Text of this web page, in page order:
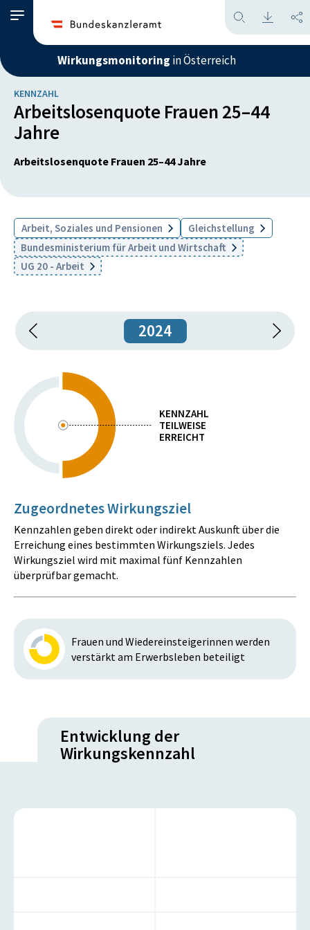
Wirkungsmonitoring in Österreich
KENNZAHL
Arbeitslosenquote Frauen 25–44
Jahre
Arbeitslosenquote Frauen 25–44 Jahre
Arbeit, Soziales und Pensionen
Gleichstellung
Bundesministerium für Arbeit und Wirtschaft
UG 20 - Arbeit
2024
KENNZAHL
TEILWEISE
ERREICHT
Zugeordnetes Wirkungsziel
Kennzahlen geben direkt oder indirekt Auskunft über die
Erreichung eines bestimmten Wirkungsziels. Jedes
Wirkungsziel wird mit maximal fünf Kennzahlen
überprüfbar gemacht.
Frauen und Wiedereinsteigerinnen werden
verstärkt am Erwerbsleben beteiligt
Entwicklung der
Wirkungskennzahl